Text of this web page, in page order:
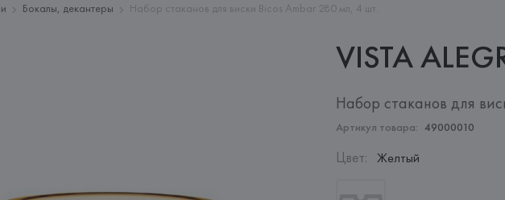
Бокалы, декантеры Набор стаканов для виски Bicos Ambar 280 мл, 4 шт.
VISTA
Набор стаканов для
Артикул товара: 49000010
Цвет: Желтый